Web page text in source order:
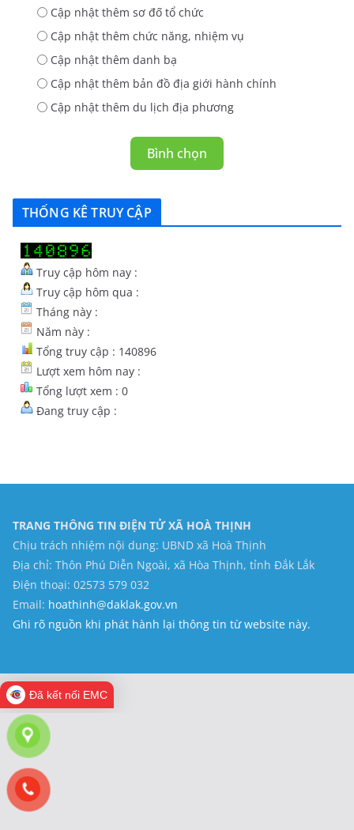
Cập nhật thêm sơ đố tổ chức
Cập nhật thêm chức năng, nhiệm vụ
Cập nhật thêm danh bạ
Cập nhật thêm bản đồ địa giới hành chính
Cập nhật thêm du lịch địa phương
Bình chọn
THỐNG KÊ TRUY CẬP
Truy cập hôm nay :
Truy cập hôm qua :
Tháng này :
Năm này :
Tổng truy cập : 140896
Lượt xem hôm nay :
Tổng lượt xem : 0
Đang truy cập :
TRANG THÔNG TIN ĐIỆN TỬ XÃ HOÀ THỊNH
Chịu trách nhiệm nội dung: UBND xã Hoà Thịnh
Địa chỉ: Thôn Phú Diễn Ngoài, xã Hòa Thịnh, tỉnh Đắk Lắk
Điện thoại: 02573 579 032
Email: hoathinh@daklak.gov.vn
Ghi rõ nguồn khi phát hành lại thông tin từ website này.
Đã kết nối EMC